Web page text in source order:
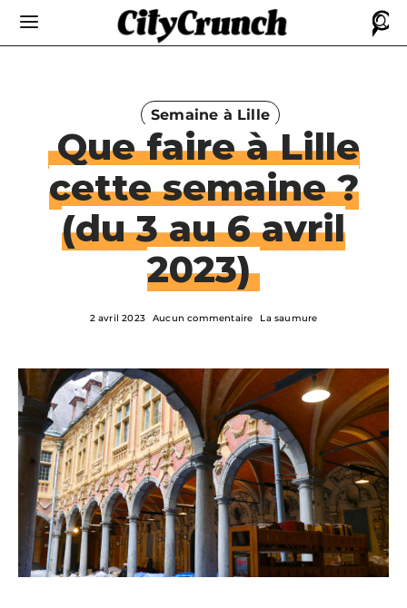
Semaine à Lille
Que faire à Lille
cette semaine ?
(du 3 au 6 avril
2023)
2 avril 2023 Aucun commentaire La saumure